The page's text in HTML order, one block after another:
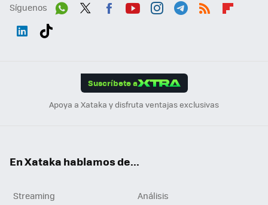
Síguenos
Suscríbete a
Apoya a Xataka y disfruta ventajas exclusivas
En Xataka hablamos de...
Streaming
Análisis